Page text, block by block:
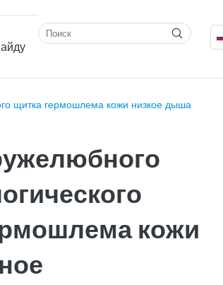
щитка гермошлема кожи низкое дыша
кожи